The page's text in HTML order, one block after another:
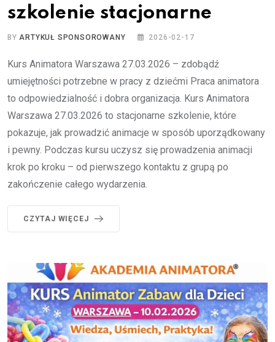
szkolenie stacjonarne
BYARTYKUŁ SPONSOROWANY 2026-02-17
Kurs Animatora Warszawa 27.03.2026 – zdobądź
umiejętności potrzebne w pracy z dziećmi Praca animatora
to odpowiedzialność i dobra organizacja. Kurs Animatora
Warszawa 27.03.2026 to stacjonarne szkolenie, które
pokazuje, jak prowadzić animacje w sposób uporządkowany
i pewny. Podczas kursu uczysz się prowadzenia animacji
krok po kroku – od pierwszego kontaktu z grupą po
zakończenie całego wydarzenia.
CZYTAJ WIĘCEJ